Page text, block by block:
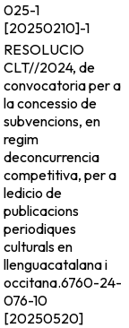
025-1
[20250210]-1
RESOLUCIO
CLT//2024, de
convocatoria per a
la concessio de
subvencions, en
regim
deconcurrencia
competitiva, per a
ledicio de
publicacions
periodiques
culturals en
llenguacatalana i
occitana.6760-24-
076-10
[20250520]